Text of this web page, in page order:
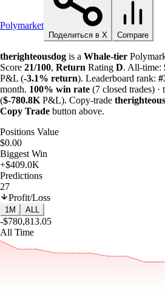
Polymarket
Поделиться в X Compare
therighteousdog is a Whale-tier
Score 21/100, Return Rating D. All-time:
P&L (-3.1% return). Leaderboard rank:
month. 100% win rate (7 closed trades) ·
($-780.8K P&L). Copy-trade
Copy Trade button above.
Positions Value
$0.00
Biggest Win
+$409.0K
Predictions
27
Profit/Loss
1M ALL
-$780,813.05
All Time